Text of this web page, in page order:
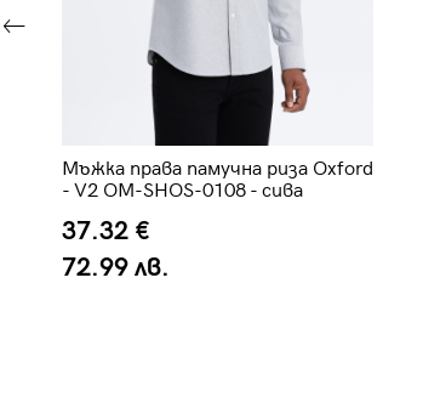
Мъжка права памучна риза Oxford
- V2 OM-SHOS-0108 - сива
37.32 €
72.99 лв.